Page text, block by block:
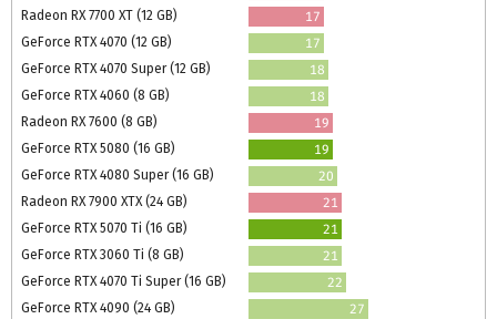
Radeon RX 7700 XT (12 GB)
17
GeForce RTX 4070 (12 GB)
17
GeForce RTX 4070 Super (12 GB)
18
GeForce RTX 4060 (8 GB)
18
Radeon RX 7600 (8 GB)
19
GeForce RTX 5080 (16 GB)
19
GeForce RTX 4080 Super (16 GB)
20
Radeon RX 7900 XTX (24 GB)
21
GeForce RTX 5070 Ti (16 GB)
21
GeForce RTX 3060 Ti (8 GB)
21
GeForce RTX 4070 Ti Super (16 GB)
22
GeForce RTX 4090 (24 GB)
27